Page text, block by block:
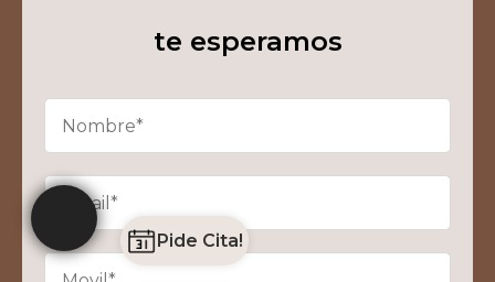
te esperamos
Pide Cita!